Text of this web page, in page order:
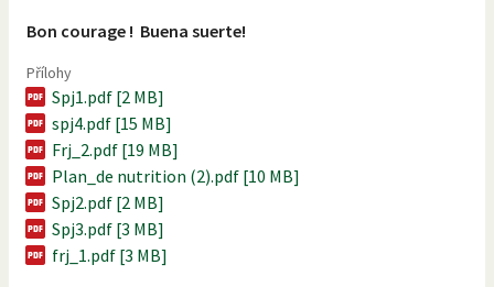
Bon courage ! Buena suerte!
Přílohy
Spj1.pdf [2 MB]
spj4.pdf [15 MB]
Frj_2.pdf [19 MB]
Plan_de nutrition (2).pdf [10 MB]
Spj2.pdf [2 MB]
Spj3.pdf [3 MB]
frj_1.pdf [3 MB]